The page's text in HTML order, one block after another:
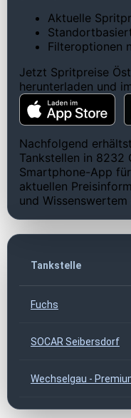
Aktuelle
Filteroptionen
Jetzt Spritpreise
herunterladen und
Nachfolgend
Tankstellen in 8232
Smartphone-App
aktuellen
und
Tankstelle
Fuchs
SOCAR Seibersdorf
Wechselgau -